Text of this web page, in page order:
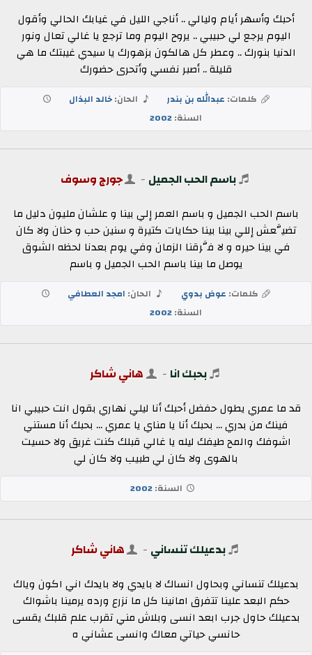
أحبك وأسهر أيام وليالي .. أناجي الليل في غيابك الحالي وأقول
اليوم يرجع لي حبيبي .. يروح اليوم وما ترجع يا غالي تعال ونور
الدنيا بنورك .. وعطر كل هالكون بزهورك يا سيدي غيبتك ما هي
قليلة .. أصبر نفسي وأتحرى حضورك
كلمات: عبدالله بن بندر الحان:خالد البذال
السنة:2002
باسم الحب الجميل - جورج وسوف
باسم الحب الجميل و باسم العمر إلي بينا و علشان مليون دليل ما
تضيَّعش إللي بينا بينا حكايات كتيرة و سنين حب و حنان ولا كان
في بينا حيره و لا فَّرقنا الزمان وفي يوم بعدنا لحظه الشوق
يوصل ما بينا باسم الحب الجميل و باسم
كلمات: عوض بدوي الحان: امجد العطافي
السنة:2002
بحبك انا - هاني شاكر
قد ما عمري يطول حفضل أحبك أنا ليلي نهاري بقول انت حبيبي انا
فينك من بدري ... بحبك أنا يا مناي يا عمري ... بحبك أنا مستني
اشوفك والمح طيفك ليله يا غالي قبلك كنت غريق ولا حسيت
بالهوى ولا كان لي طبيب ولا كان لي
السنة:2002
بدعيلك تنساني - هاني شاكر
بدعيلك تنساني وبحاول انساك لا بايدي ولا بايدك اني اكون وياك
حكم البعد علينا تتفرق امانينا كل ما نزرع ورده يرمينا باشواك
بدعيلك حاول جرب ابعد انسى وبلاش مني تقرب علم قلبك يقسى
حانسي حياتي معاك وانسى عشاني ه